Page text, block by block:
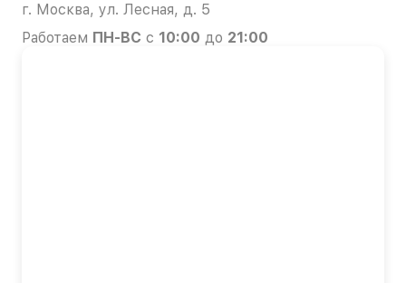
г. Москва, ул. Лесная, д. 5
Работаем ПН-ВС с 10:00 до 21:00